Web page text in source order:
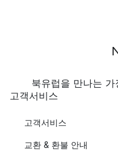
북유럽을 만나는
고객서비스
고객서비스
교환 & 환불 안내